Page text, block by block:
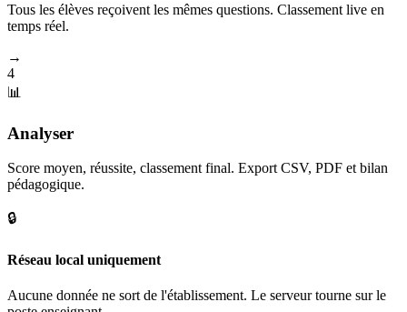
Tous les élèves reçoivent les mêmes questions. Classement live en
temps réel.
→
4
📊
Analyser
Score moyen, réussite, classement final. Export CSV, PDF et bilan
pédagogique.
🔒
Réseau local uniquement
Aucune donnée ne sort de l'établissement. Le serveur tourne sur le